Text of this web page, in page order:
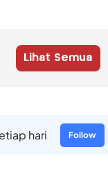
Lihat Semua
hari Follow